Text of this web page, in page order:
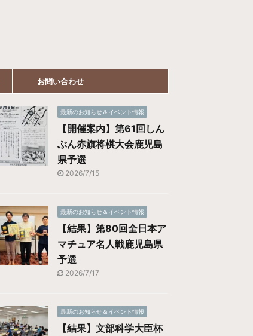
お問い合わせ
最新のお知らせ＆イベント情報
【開催案内】第61回しん
ぶん赤旗将棋大会鹿児島
県予選
2026/7/15
最新のお知らせ＆イベント情報
【結果】第80回全日本ア
マチュア名人戦鹿児島県
予選
2026/7/17
最新のお知らせ＆イベント情報
【結果】文部科学大臣杯